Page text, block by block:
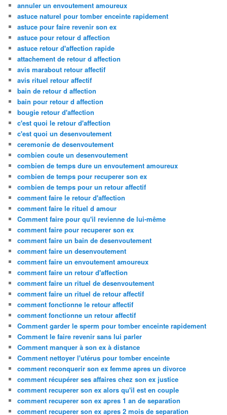
annuler un envoutement amoureux
astuce naturel pour tomber enceinte rapidement
astuce pour faire revenir son ex
astuce pour retour d affection
astuce retour d'affection rapide
attachement de retour d affection
avis marabout retour affectif
avis rituel retour affectif
bain de retour d affection
bain pour retour d affection
bougie retour d'affection
c'est quoi le retour d'affection
c'est quoi un desenvoutement
ceremonie de desenvoutement
combien coute un desenvoutement
combien de temps dure un envoutement amoureux
combien de temps pour recuperer son ex
combien de temps pour un retour affectif
comment faire le retour d'affection
comment faire le rituel d amour
Comment faire pour qu'il revienne de lui-même
comment faire pour recuperer son ex
comment faire un bain de desenvoutement
comment faire un desenvoutement
comment faire un envoutement amoureux
comment faire un retour d'affection
comment faire un rituel de desenvoutement
comment faire un rituel de retour affectif
comment fonctionne le retour affectif
comment fonctionne un retour affectif
Comment garder le sperm pour tomber enceinte rapidement
Comment le faire revenir sans lui parler
Comment manquer à son ex à distance
Comment nettoyer l'utérus pour tomber enceinte
comment reconquerir son ex femme apres un divorce
comment récupérer ses affaires chez son ex justice
comment recuperer son ex alors qu'il est en couple
comment recuperer son ex apres 1 an de separation
comment recuperer son ex apres 2 mois de separation